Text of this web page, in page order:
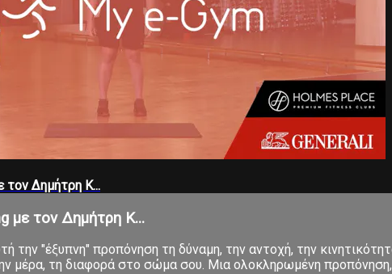
τον Δημήτρη Κ...
με τον Δημήτρη Κ...
την "έξυπνη" προπόνηση τη δύναμη, την αντοχή, την
μέρα, τη διαφορά στο σώμα σου. Μια ολοκληρωμένη